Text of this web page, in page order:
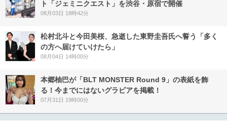
ト「ジェミニクエスト」を渋谷・原宿で開催
08月03日 18時42分
松村北斗と今田美桜、急逝した東野圭吾氏へ誓う「多く
の方へ届けていけたら」
08月04日 14時00分
本郷柚巴が「BLT MONSTER Round 9」の表紙を飾
る！今までにはないグラビアを掲載！
07月31日 19時00分